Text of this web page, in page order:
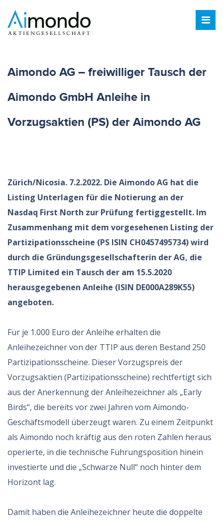
Aimondo AG – freiwilliger Tausch der
Aimondo GmbH Anleihe in
Vorzugsaktien (PS) der Aimondo AG
Zürich/Nicosia. 7.2.2022. Die Aimondo AG hat die
Listing Unterlagen für die Notierung an der
Nasdaq First North zur Prüfung fertiggestellt. Im
Zusammenhang mit dem vorgesehenen Listing der
Partizipationsscheine (PS ISIN CH0457495734) wird
durch die Gründungsgesellschafterin der AG, die
TTIP Limited ein Tausch der am 15.5.2020
herausgegebenen Anleihe (ISIN DE000A289K55)
angeboten.
Für je 1.000 Euro der Anleihe erhalten die
Anleihezeichner von der TTIP aus deren Bestand 250
Partizipationsscheine. Dieser Vorzugspreis der
Vorzugsaktien (Partizipationsscheine) rechtfertigt sich
aus der Anerkennung der Anleihezeichner als „Early
Birds“, die bereits vor zwei Jahren vom Aimondo-
Geschäftsmodell überzeugt waren. Zu einem Zeitpunkt
als Aimondo noch kräftig aus den roten Zahlen heraus
operierte, in die technische Führungsposition hinein
investierte und die „Schwarze Null“ noch hinter dem
Horizont lag.
Damit haben die Anleihezeichner heute die doppelte